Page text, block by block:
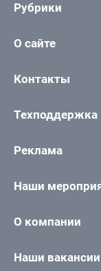
Рубрики
О сайте
Контакты
Техподдержка
Реклама
Наши
О компании
Наши вакансии